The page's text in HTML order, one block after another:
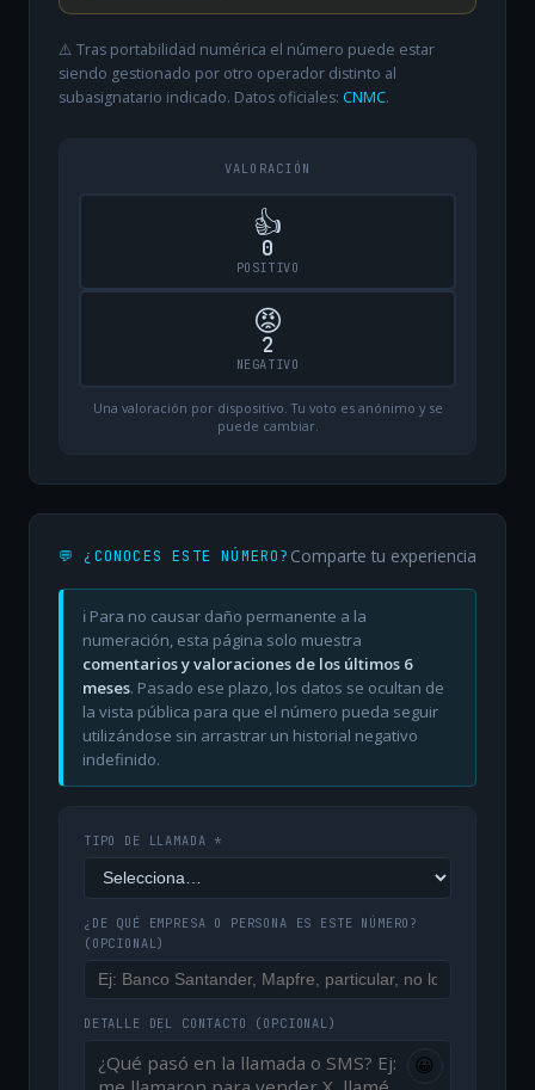
⚠️ Tras portabilidad numérica el número puede estar
siendo gestionado por otro operador distinto al
subasignatario indicado. Datos oficiales: CNMC.
VALORACIÓN
👍
0
POSITIVO
😡
2
NEGATIVO
Una valoración por dispositivo. Tu voto es anónimo y se
puede cambiar.
💬 ¿CONOCES ESTE NÚMERO? Comparte tu experiencia
ℹ️ Para no causar daño permanente a la
numeración, esta página solo muestra
comentarios y valoraciones de los últimos 6
meses. Pasado ese plazo, los datos se ocultan de
la vista pública para que el número pueda seguir
utilizándose sin arrastrar un historial negativo
indefinido.
TIPO DE LLAMADA *
¿DE QUÉ EMPRESA O PERSONA ES ESTE NÚMERO?
(OPCIONAL)
DETALLE DEL CONTACTO (OPCIONAL)
😀